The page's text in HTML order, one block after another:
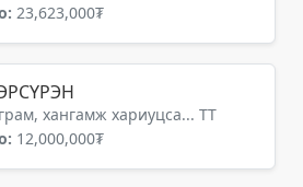
23,623,000₮
хангамж хариуцса... ТТ
12,000,000₮